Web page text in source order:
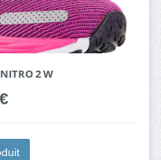
2 W